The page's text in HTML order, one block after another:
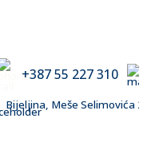
+387 55 227 310
Bijeljina, Meše Selimovića